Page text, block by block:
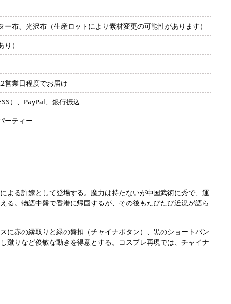
布、光沢布（生産ロットにより素材変更の可能性があります）
）
営業日程度でお届け
）、PayPal、銀行振込
ーティー
よる許嫁として登場する。魔力は持たないが中国武術に秀で、運
る。物語中盤で香港に帰国するが、その後もたびたび近況が語ら
に赤の縁取りと緑の盤扣（チャイナボタン）、黒のショートパン
蹴りなど俊敏な動きを得意とする。コスプレ再現では、チャイナ